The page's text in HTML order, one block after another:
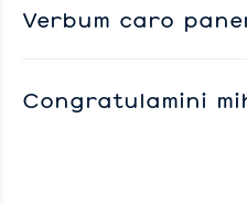
Verbum caro
Congratulamini